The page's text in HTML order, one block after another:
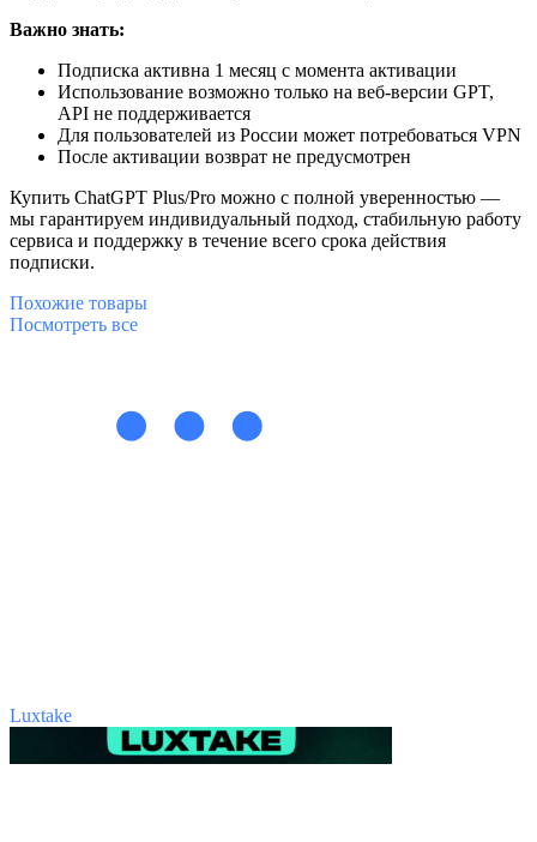
Важно знать:
Подписка активна 1 месяц с момента активации
Использование возможно только на веб-версии GPT,
API не поддерживается
Для пользователей из России может потребоваться VPN
После активации возврат не предусмотрен
Купить ChatGPT Plus/Pro можно с полной уверенностью —
мы гарантируем индивидуальный подход, стабильную работу
сервиса и поддержку в течение всего срока действия
подписки.
Похожие товары
Посмотреть все
Luxtake